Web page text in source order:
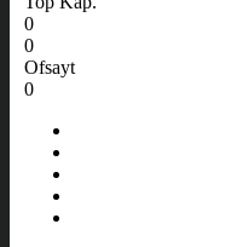
0
0
Ofsayt
0